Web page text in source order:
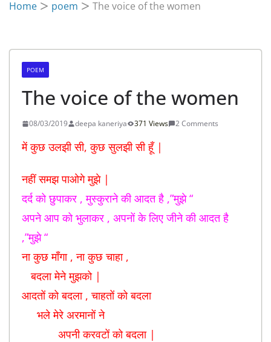
Home
poem The voice of the women
POEM
The voice of the women
08/03/2019 deepa kaneriya 371 Views 2 Comments
में कुछ उलझी सी, कुछ सुलझी सी हूँ |
नहीं समझ पाओगे मुझे |
दर्द को छुपाकर , मुस्कुराने की आदत है ,”मुझे “
अपने आप को भुलाकर , अपनों के लिए जीने की आदत है
,”मुझे “
ना कुछ माँगा , ना कुछ चाहा ,
बदला मेने मुझको |
आदतों को बदला , चाहतों को बदला
भले मेरे अरमानों ने
अपनी करवटों को बदला |